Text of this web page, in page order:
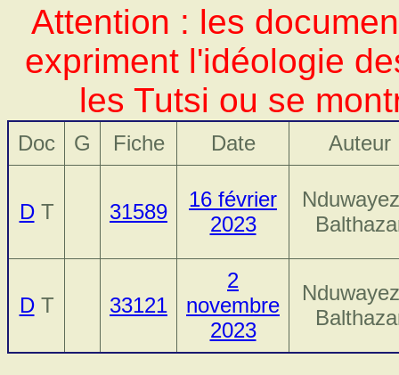
Attention : les
expriment l'idéologie
les Tutsi ou se
Doc G Fiche Date Auteur
DT 31589
16 février
2023
DT 33121
2
novembre
2023